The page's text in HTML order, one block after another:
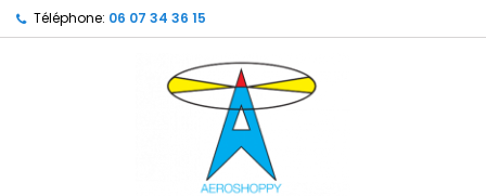
Téléphone: 06 07 34 36 15
My wishlists ×
Create new list
Créer une liste d'envies ×
Nom de la liste d'envies
Connexion ×
Vous devez être connecté pour ajouter des produits
Annuler